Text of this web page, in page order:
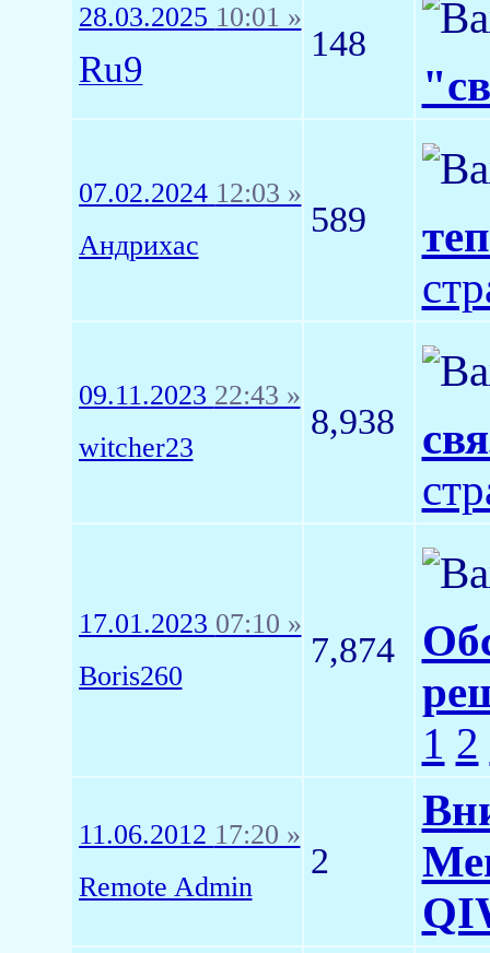
28.03.2025 10:01 »
Ru9
148
07.02.2024 12:03 »
Андрихас
589
09.11.2023 22:43 »
witcher23
8,938
17.01.2023 07:10 »
Boris260
7,874
1 2
11.06.2012 17:20 »
Remote Admin
2